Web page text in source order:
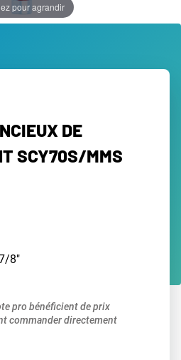
pour agrandir
DE
SCY70S/MMS
8"
pro bénéficient de prix
commander directement